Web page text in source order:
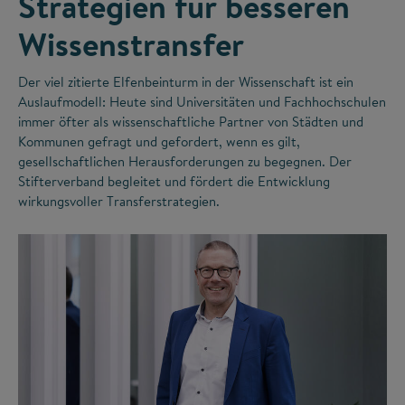
Wissenstransfer
Der viel zitierte Elfenbeinturm in der Wissenschaft ist ein
Auslaufmodell: Heute sind Universitäten und Fachhochschulen
immer öfter als wissenschaftliche Partner von Städten und
Kommunen gefragt und gefordert, wenn es gilt,
gesellschaftlichen Herausforderungen zu begegnen. Der
Stifterverband begleitet und fördert die Entwicklung
wirkungsvoller Transferstrategien.